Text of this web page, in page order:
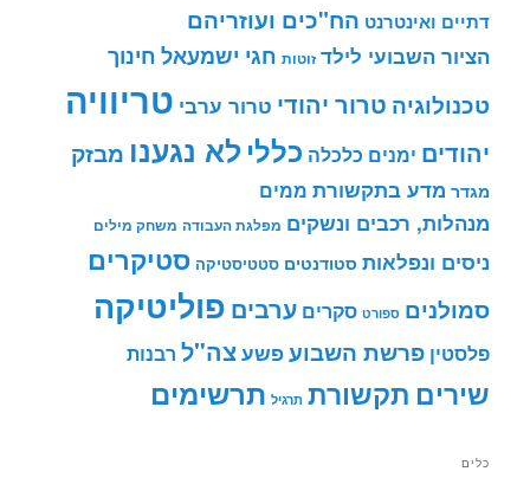
דתיים ואינטרנט הח"כים ועוזריהם
הציור השבועי לילד זוטות חגי ישמעאל חינוך
טכנולוגיה טרור יהודי טרור ערבי טריוויה
יהודים ימנים כלכלה כללי לא נגענו מבזק
מגדר מדע בתקשורת ממים
מנהלות, רכבים ונשקים מפלגת העבודה משחק מילים
ניסים ונפלאות סטודנטים סטטיסטיקה סטיקרים
סמולנים ספורט סקרים ערבים פוליטיקה
פלסטין פרשת השבועפשעצה"ל רבנות
שירים תקשורת תרגיל תרשימים
כלים